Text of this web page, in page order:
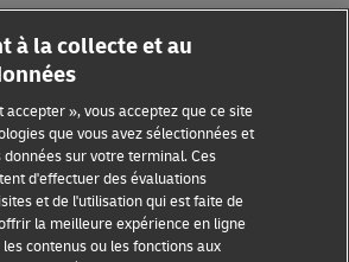
à la collecte et au
accepter », vous acceptez que ce site
que vous avez sélectionnées et
sur votre terminal. Ces
d'effectuer des évaluations
et de l'utilisation qui est faite de
la meilleure expérience en ligne
contenus ou les fonctions aux